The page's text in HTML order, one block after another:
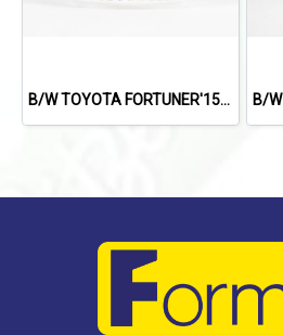
B/W TOYOTA FORTUNER'15/INNOVA'15 (REAR)